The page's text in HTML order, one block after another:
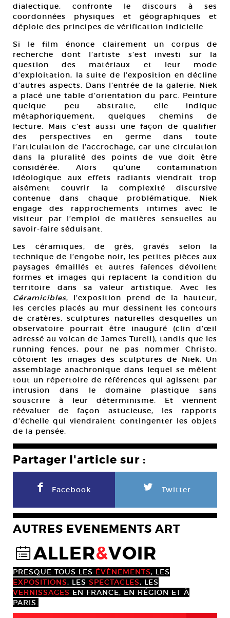
dialectique, confronte le discours à ses
coordonnées physiques et géographiques et
déploie des principes de vérification indicielle.
Si le film énonce clairement un corpus de
recherche dont l’artiste s’est investi sur la
question des matériaux et leur mode
d’exploitation, la suite de l’exposition en décline
d’autres aspects. Dans l’entrée de la galerie, Niek
a placé une table d’orientation du parc. Peinture
quelque peu abstraite, elle indique
métaphoriquement, quelques chemins de
lecture. Mais c’est aussi une façon de qualifier
des perspectives en germe dans toute
l’articulation de l’accrochage, car une circulation
dans la pluralité des points de vue doit être
considérée. Alors qu’une contamination
idéologique aux effets radiants viendrait trop
aisément couvrir la complexité discursive
contenue dans chaque problématique, Niek
engage des rapprochements intimes avec le
visiteur par l’emploi de matières sensuelles au
savoir-faire séduisant.
Les céramiques, de grès, gravés selon la
technique de l’engobe noir, les petites pièces aux
paysages émaillés et autres faïences dévoilent
formes et images qui replacent la condition du
territoire dans sa valeur artistique. Avec les
Céramicibles, l’exposition prend de la hauteur,
les cercles placés au mur dessinent les contours
de cratères, sculptures naturelles desquelles un
observatoire pourrait être inauguré (clin d’œil
adressé au volcan de James Turell), tandis que les
running fences, pour ne pas nommer Christo,
côtoient les images des sculptures de Niek. Un
assemblage anachronique dans lequel se mêlent
tout un répertoire de références qui agissent par
intrusion dans le domaine plastique sans
souscrire à leur déterminisme. Et viennent
réévaluer de façon astucieuse, les rapports
d’échelle qui viendraient contingenter les objets
de la pensée.
Partager l'article sur :
F Facebook L Twitter
AUTRES EVENEMENTS ART
@ALLER&VOIR
PRESQUE TOUS LES ÉVÈNEMENTS, LES
EXPOSITIONS, LES SPECTACLES, LES
VERNISSAGES EN FRANCE, EN RÉGION ET À
PARIS.